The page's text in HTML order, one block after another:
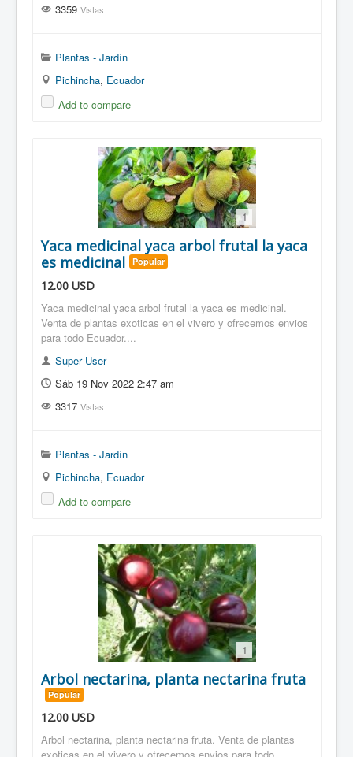
3359 Vistas
Plantas - Jardín
Pichincha, Ecuador
Add to compare
1
Yaca medicinal yaca arbol frutal la yaca
es medicinal Popular
12.00 USD
Yaca medicinal yaca arbol frutal la yaca es medicinal.
Venta de plantas exoticas en el vivero y ofrecemos envios
para todo Ecuador....
Super User
Sáb 19 Nov 2022 2:47 am
3317 Vistas
Plantas - Jardín
Pichincha, Ecuador
Add to compare
1
Arbol nectarina, planta nectarina fruta
Popular
12.00 USD
Arbol nectarina, planta nectarina fruta. Venta de plantas